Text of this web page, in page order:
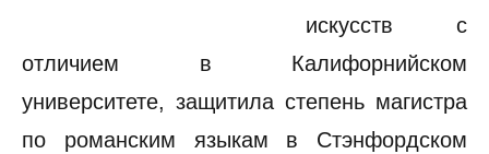
искусств с
отличием в Калифорнийском
университете, защитила степень магистра
по романским языкам в Стэнфордском